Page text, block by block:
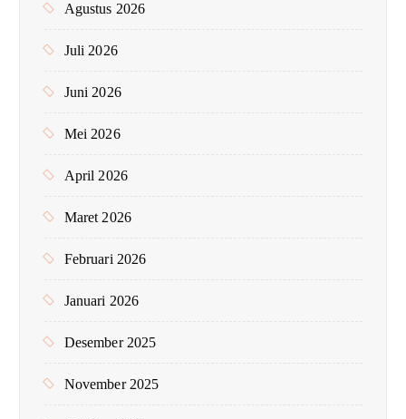
k
Agustus 2026
Juli 2026
Juni 2026
Mei 2026
April 2026
Maret 2026
Februari 2026
Januari 2026
Desember 2025
November 2025